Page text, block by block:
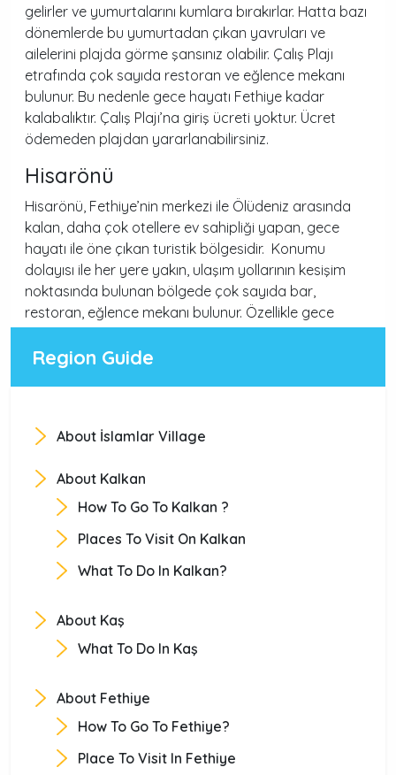
gelirler ve yumurtalarını kumlara bırakırlar. Hatta bazı
dönemlerde bu yumurtadan çıkan yavruları ve
ailelerini plajda görme şansınız olabilir. Çalış Plajı
etrafında çok sayıda restoran ve eğlence mekanı
bulunur. Bu nedenle gece hayatı Fethiye kadar
kalabalıktır. Çalış Plajı’na giriş ücreti yoktur. Ücret
ödemeden plajdan yararlanabilirsiniz.
Hisarönü
Hisarönü, Fethiye’nin merkezi ile Ölüdeniz arasında
kalan, daha çok otellere ev sahipliği yapan, gece
hayatı ile öne çıkan turistik bölgesidir. Konumu
dolayısı ile her yere yakın, ulaşım yollarının kesişim
noktasında bulunan bölgede çok sayıda bar,
restoran, eğlence mekanı bulunur. Özellikle gece
bulabilirsiniz.
Region Guide
About İslamlar Village
About Kalkan
How To Go To Kalkan ?
Places To Visit On Kalkan
What To Do In Kalkan?
About Kaş
What To Do In Kaş
About Fethiye
How To Go To Fethiye?
Place To Visit In Fethiye